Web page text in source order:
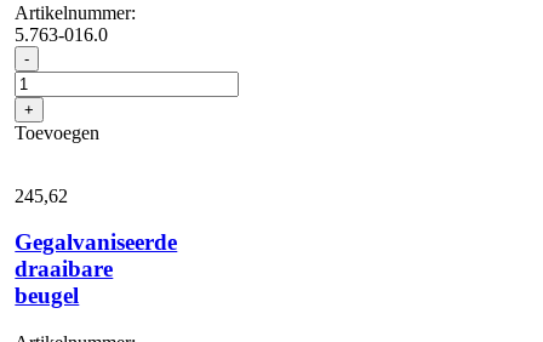
Artikelnummer:
5.763-016.0
- Rioolreinigingsspr...
aantal
+
Toevoegen
245,62
Gegalvaniseerde
draaibare
beugel